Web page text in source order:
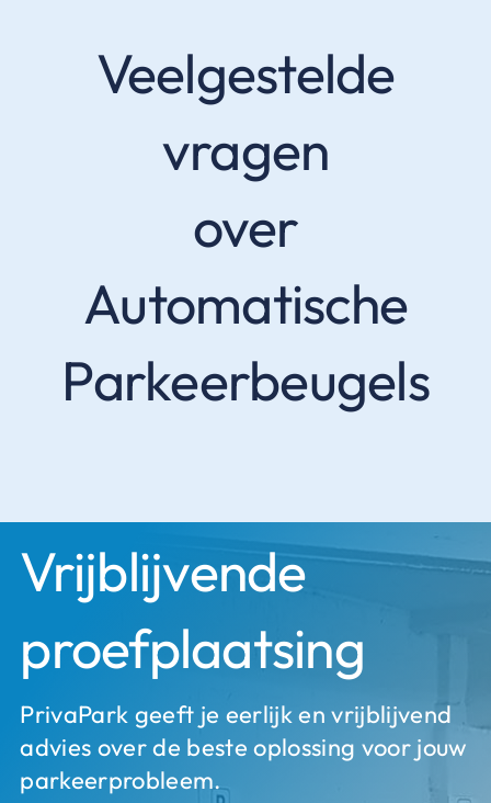
Veelgestelde
vragen
over
Automatische
Parkeerbeugels
Vrijblijvende
proefplaatsing
PrivaPark geeft je eerlijk en vrijblijvend
advies over de beste oplossing voor jouw
parkeerprobleem.